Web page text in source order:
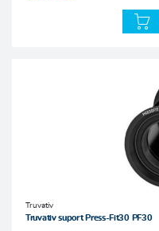
Truvativ
Truvativ suport Press-Fit30 PF30